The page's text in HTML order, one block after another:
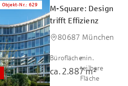
Objekt-Nr.: 629
M-Square: Design
trifft Effizienz
80687 München
Bürofläche
ca. 2.887m²
min.
teilbare
Fläche